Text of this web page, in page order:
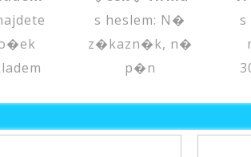
s heslem: N�
z�kazn�k, n�
p�n